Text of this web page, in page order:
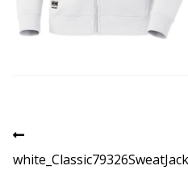
Navigeerimine
postitus: